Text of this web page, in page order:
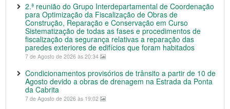
2.ª reunião do Grupo Interdepartamental de Coordenação
para Optimização da Fiscalização de Obras de
Construção, Reparação e Conservação em Curso
Sistematização de todas as fases e procedimentos de
fiscalização da segurança relativas a reparação das
paredes exteriores de edifícios que foram habitados
7 de Agosto de 2026 às 20:34
Condicionamentos provisórios de trânsito a partir de 10 de
Agosto devido a obras de drenagem na Estrada da Ponta
da Cabrita
7 de Agosto de 2026 às 19:02